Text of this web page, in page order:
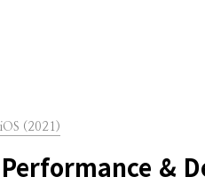
(2021)
&